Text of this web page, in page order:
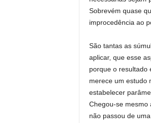
Sobrevém quase
improcedência ao
São tantas as
aplicar, que esse
porque o resultado
merece um estudo
estabelecer
Chegou-se mesmo
não passou de